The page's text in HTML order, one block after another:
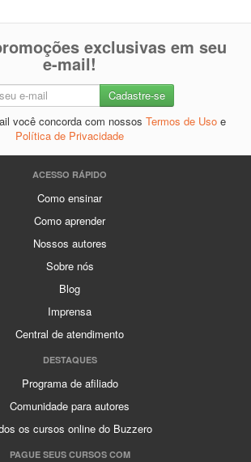
exclusivas em seu
e-mail!
você concorda com nossos Termos de Uso e
Política de Privacidade
ACESSO RÁPIDO
Como ensinar
Como aprender
Nossos autores
Sobre nós
Blog
Imprensa
Central de atendimento
DESTAQUES
Programa de afiliado
Comunidade para autores
os cursos online do Buzzero
PAGUE SEUS CURSOS COM